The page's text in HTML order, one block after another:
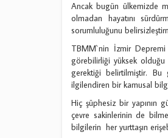
Ancak bugün ülkemizde
olmadan hayatını
sorumluluğunu
TBMM`nin İzmir Depremi
görebilirliği yüksek olduğu
gerektiği belirtilmiştir. Bu
ilgilendiren bir kamusal
Hiç şüphesiz bir yapının
çevre sakinlerinin de
bilgilerin her yurttaşın